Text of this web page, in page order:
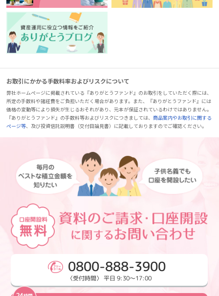
お取引にかかる手数料率およびリスクについて
弊社ホームページに掲載されている『ありがとうファンド』のお取引をしていただく際には、
所定の手数料や諸経費をご負担いただく場合があります。また、『ありがとうファンド』には
価格の変動等により損失が生じるおそれがあり、元本が保証されているわけではありません。
『ありがとうファンド』の手数料等およびリスクにつきましては、商品案内やお取引に関する
ページ等、及び投資信託説明書（交付目論見書）に記載しておりますのでご確認ください。
0800-888-3900
〈受付時間〉 平日 9:30～17:00